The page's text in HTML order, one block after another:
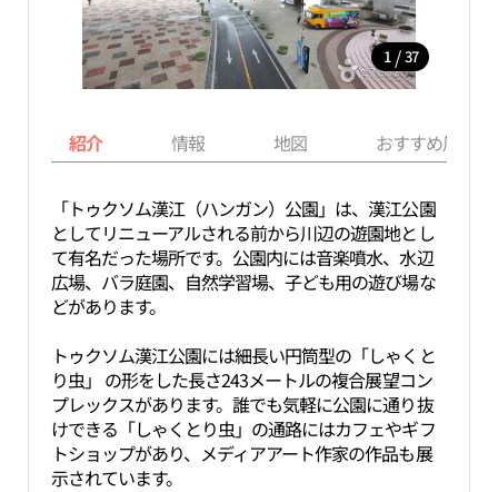
1 / 37
紹介 情報 地図 おすすめ周辺
「トゥクソム漢江（ハンガン）公園」は、漢江公園
としてリニューアルされる前から川辺の遊園地とし
て有名だった場所です。公園内には音楽噴水、水辺
広場、バラ庭園、自然学習場、子ども用の遊び場な
どがあります。
トゥクソム漢江公園には細長い円筒型の「しゃくと
り虫」 の形をした長さ243メートルの複合展望コン
プレックスがあります。誰でも気軽に公園に通り抜
けできる「しゃくとり虫」の通路にはカフェやギフ
トショップがあり、メディアアート作家の作品も展
示されています。